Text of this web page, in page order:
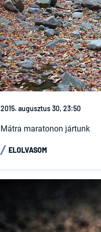
2015. augusztus 30, 23:50
Mátra maratonon jártunk
ELOLVASOM